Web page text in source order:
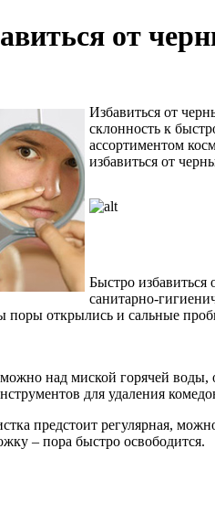
от
Избавиться от
склонность к
ассортиментом
избавиться от
Быстро избавиться
санитарно-
поры открылись и сальные
над миской горячей воды,
для удаления
предстоит регулярная,
– пора быстро освободится.